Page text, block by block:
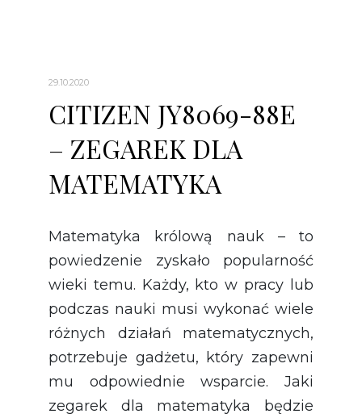
29.10.2020
CITIZEN JY8069-88E
– ZEGAREK DLA
MATEMATYKA
Matematyka królową nauk – to
powiedzenie zyskało popularność
wieki temu. Każdy, kto w pracy lub
podczas nauki musi wykonać wiele
różnych działań matematycznych,
potrzebuje gadżetu, który zapewni
mu odpowiednie wsparcie. Jaki
zegarek dla matematyka będzie